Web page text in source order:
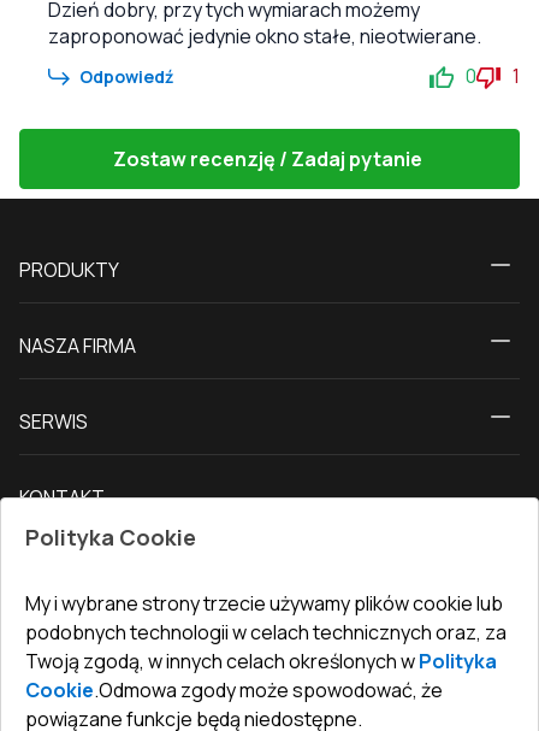
Dzień dobry, przy tych wymiarach możemy
zaproponować jedynie okno stałe, nieotwierane.
Odpowiedź 0 1
Zostaw recenzję / Zadaj pytanie
PRODUKTY
Okna
Drzwi balkonowe
NASZA FIRMA
Kontakt z nami
Dla firm, współpraca
SERWIS
Warunki zwrotu towarów
Gwarancja
KONTAKT
Biuro:ul. Święty Marcin 29/8, 61-806 Poznań
undefined(undefined)
info@toptechnik.com.pl
Polityka Cookie
My i wybrane strony trzecie używamy plików cookie lub
podobnych technologii w celach technicznych oraz, za
Twoją zgodą, w innych celach określonych wPolityka
Cookie.Odmowa zgody może spowodować, że
powiązane funkcje będą niedostępne.